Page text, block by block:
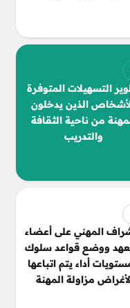
التسهيلات المتوفرة
الذين يدخلون
من ناحية الثقافة
والتدريب
المهني على أعضاء
ووضع قواعد سلوك
أداء يتم اتباعها
لأغراض مزاولة المهنة